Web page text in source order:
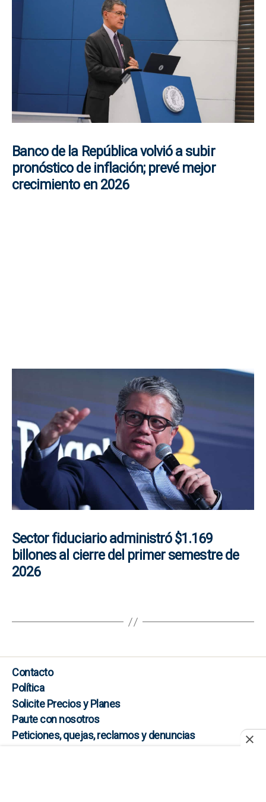
Banco de la República volvió a subir
pronóstico de inflación; prevé mejor
crecimiento en 2026
Sector fiduciario administró $1.169
billones al cierre del primer semestre de
2026
Contacto
Política
Solicite Precios y Planes
Paute con nosotros
Peticiones, quejas, reclamos y denuncias